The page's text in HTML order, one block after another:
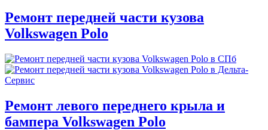
Ремонт передней части кузова
Volkswagen Polo
Ремонт левого переднего крыла и
бампера Volkswagen Polo